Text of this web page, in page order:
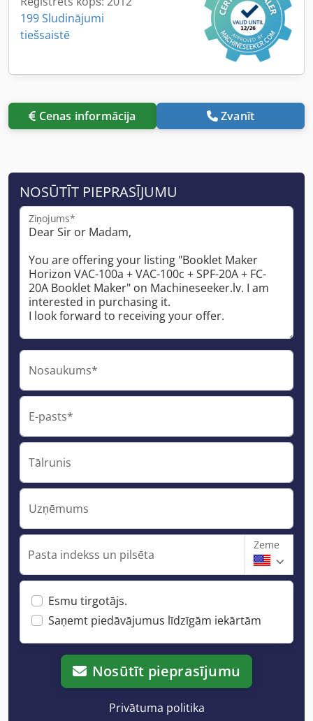
199 Sludinājumi
tiešsaistē
Cenas informācija Zvanīt
NOSŪTĪT PIEPRASĪJUMU
Ziņojums*
Nosaukums*
E-pasts*
Tālrunis
Uzņēmums
Pasta indekss un pilsēta
Zeme
Esmu tirgotājs.
Saņemt piedāvājumus līdzīgām iekārtām
Nosūtīt pieprasījumu
Privātuma politika